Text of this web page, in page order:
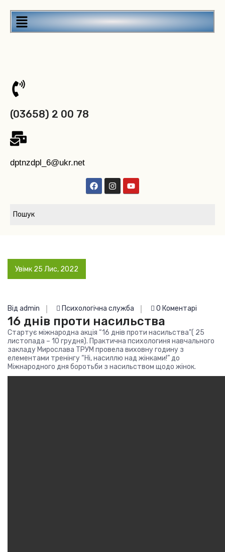
(03658) 2 00 78
dptnzdpl_6@ukr.net
Увімк 25 Лис, 2022
Від admin Психологічна служба 0 Коментарі
16 днів проти насильства
Стартує міжнародна акція “16 днів проти насильства”( 25
листопада – 10 грудня). Практична психологиня навчального
закладу Мирослава ТРУМ провела виховну годину з
елементами тренінгу “Ні, насиллю над жінками!” до
Міжнародного дня боротьби з насильством щодо жінок.